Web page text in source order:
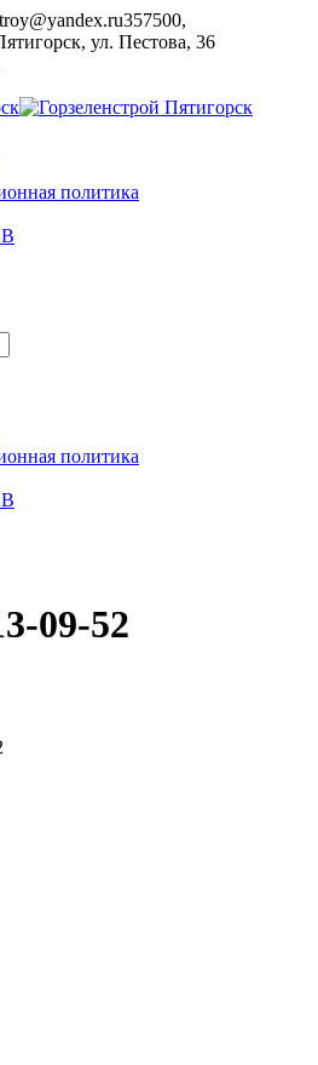
357500,
ул. Пестова, 36
политика
политика
09-52